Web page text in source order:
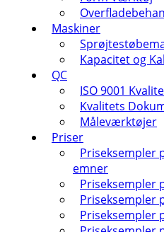
Maskiner
Kapacitet og
QC
ISO 9001
Kvalitets
Måleværktøjer
Priser
Priseksempler
emner
Priseksempler
Priseksempler
Priseksempler